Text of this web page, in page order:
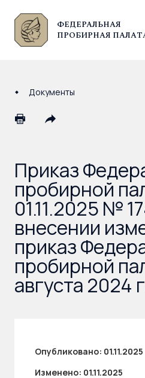
ФЕДЕРАЛЬНАЯ
ПРОБИРНАЯ
© Федеральная пробирная палата,
Документы
Приказ
пробирной
01.11.2025 №
внесении
приказ
пробирной
августа 2024
Опубликовано: 01.11.2025
Изменено: 01.11.2025